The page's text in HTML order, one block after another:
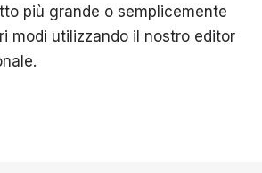
più grande o semplicemente
modi utilizzando il nostro editor